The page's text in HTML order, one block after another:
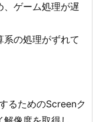
、ゲーム処理が遅
系の処理がずれて
るためのScreenク